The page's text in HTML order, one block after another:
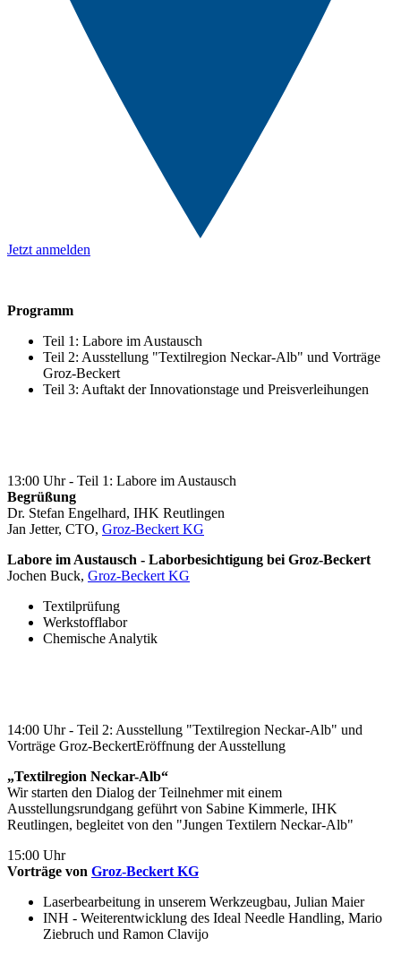
Jetzt anmelden
Programm
Teil 1: Labore im Austausch
Teil 2: Ausstellung "Textilregion Neckar-Alb" und Vorträge
Groz-Beckert
Teil 3: Auftakt der Innovationstage und Preisverleihungen
13:00 Uhr - Teil 1: Labore im Austausch
Begrüßung
Dr. Stefan Engelhard, IHK Reutlingen
Jan Jetter, CTO, Groz-Beckert KG
Labore im Austausch - Laborbesichtigung bei Groz-Beckert
Jochen Buck, Groz-Beckert KG
Textilprüfung
Werkstofflabor
Chemische Analytik
14:00 Uhr - Teil 2: Ausstellung "Textilregion Neckar-Alb" und
Vorträge Groz-BeckertEröffnung der Ausstellung
„Textilregion Neckar-Alb“
Wir starten den Dialog der Teilnehmer mit einem
Ausstellungsrundgang geführt von Sabine Kimmerle, IHK
Reutlingen, begleitet von den "Jungen Textilern Neckar-Alb"
15:00 Uhr
Vorträge von Groz-Beckert KG
Laserbearbeitung in unserem Werkzeugbau, Julian Maier
INH - Weiterentwicklung des Ideal Needle Handling, Mario
Ziebruch und Ramon Clavijo